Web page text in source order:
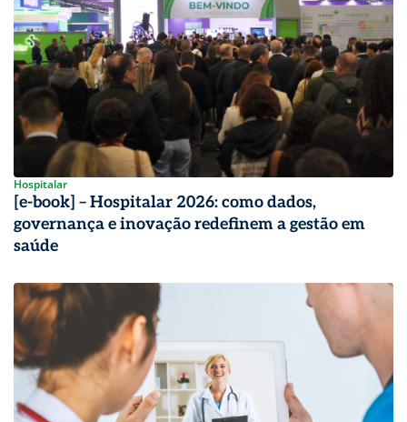
Hospitalar
[e-book] – Hospitalar 2026: como dados,
governança e inovação redefinem a gestão em
saúde